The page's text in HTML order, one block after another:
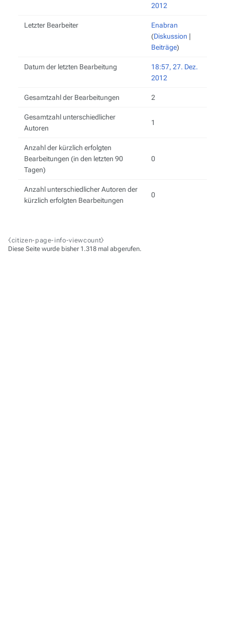
2012
Letzter Bearbeiter
Enabran
(Diskussion |
Beiträge)
Datum der letzten Bearbeitung
18:57, 27. Dez.
2012
Gesamtzahl der Bearbeitungen 2
Gesamtzahl unterschiedlicher
Autoren
1
Anzahl der kürzlich erfolgten
Bearbeitungen (in den letzten 90
Tagen)
0
Anzahl unterschiedlicher Autoren der
kürzlich erfolgten Bearbeitungen
0
⧼citizen-page-info-viewcount⧽
Diese Seite wurde bisher 1.318 mal abgerufen.